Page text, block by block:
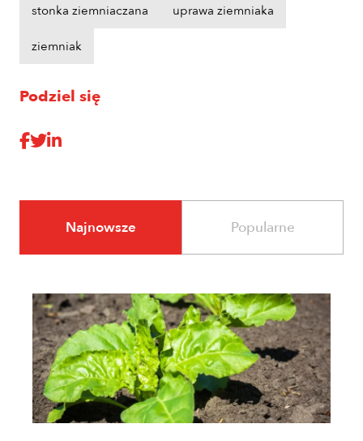
stonka ziemniaczana uprawa ziemniaka
ziemniak
Podziel się
Najnowsze Popularne